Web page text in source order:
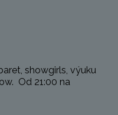
showgirls, výuku
Od 21:00 na